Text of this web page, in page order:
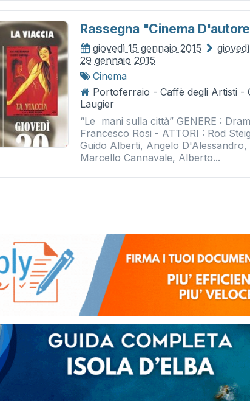
Rassegna "cinema
giovedì 15 gennaio 2015
giovedì
29 gennaio 2015
Cinema
Portoferraio - Caffè degli Artisti -
Laugier
“Le mani sulla città” GENERE :
Francesco Rosi - ATTORI : Rod
Guido Alberti, Angelo D'Alessandro,
Marcello Cannavale, Alberto...